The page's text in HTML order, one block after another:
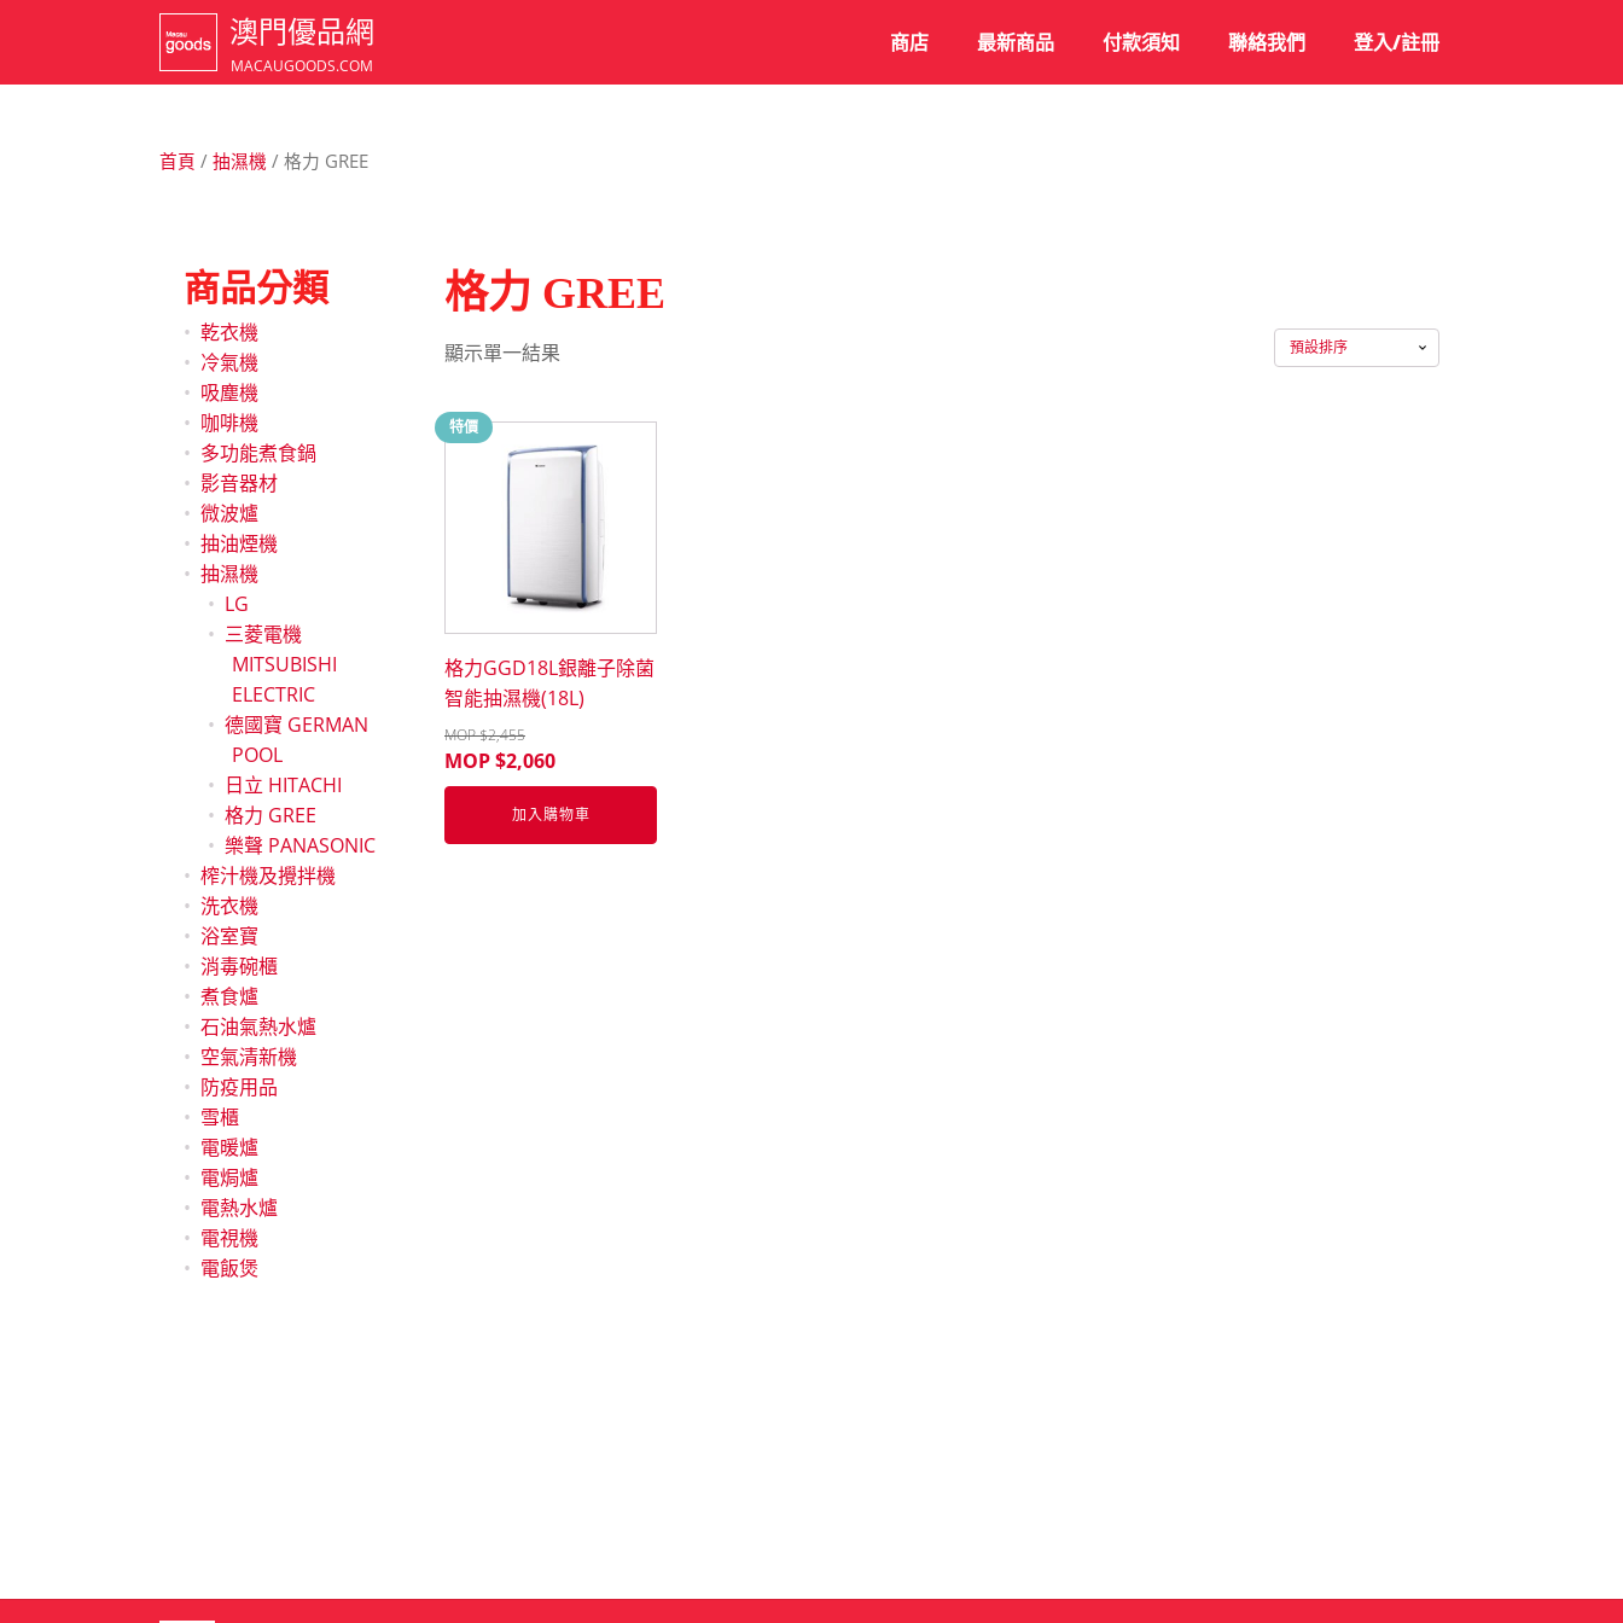
澳門優品網
MACAUGOODS.COM
商店 最新商品 付款須知 聯絡我們 登入/註冊
首頁 / 抽濕機 / 格力 GREE
商品分類
乾衣機
冷氣機
吸塵機
咖啡機
多功能煮食鍋
影音器材
微波爐
抽油煙機
抽濕機
LG
三菱電機
MITSUBISHI
ELECTRIC
德國寶 GERMAN
POOL
日立 HITACHI
格力 GREE
樂聲 PANASONIC
榨汁機及攪拌機
洗衣機
浴室寶
消毒碗櫃
煮食爐
石油氣熱水爐
空氣清新機
防疫用品
雪櫃
電暖爐
電焗爐
電熱水爐
電視機
電飯煲
格力 GREE
顯示單一結果
特價
格力GGD18L銀離子除菌
智能抽濕機(18L)
MOP $2,455
MOP $2,060
加入購物車